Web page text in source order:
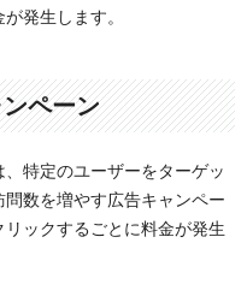
発生します。
ペーン
特定のユーザーをターゲッ
数を増やす広告キャンペー
ックするごとに料金が発生